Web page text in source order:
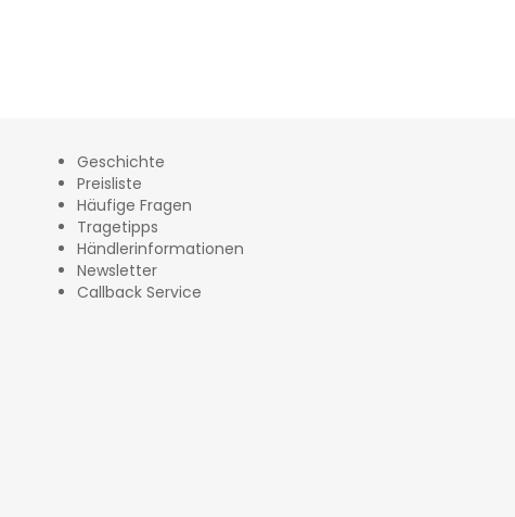
Geschichte
Preisliste
Häufige Fragen
Tragetipps
Händlerinformationen
Newsletter
Callback Service